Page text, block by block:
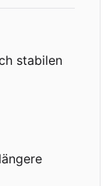
stabilen